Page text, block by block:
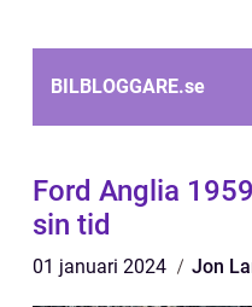
BILBLOGGARE.se
Ford Anglia
sin tid
01 januari 2024 Jon